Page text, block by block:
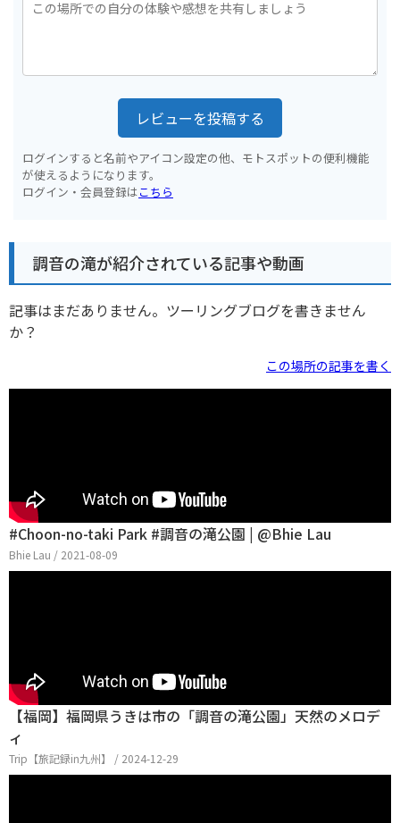
レビューを投稿する
ログインすると名前やアイコン設定の他、モトスポットの便利機能
が使えるようになります。
ログイン・会員登録はこちら
調音の滝が紹介されている記事や動画
記事はまだありません。ツーリングブログを書きません
か？
この場所の記事を書く
#Choon-no-taki Park #調音の滝公園 | @Bhie Lau
Bhie Lau / 2021-08-09
【福岡】福岡県うきは市の「調音の滝公園」天然のメロデ
ィ
Trip【旅記録in九州】 / 2024-12-29